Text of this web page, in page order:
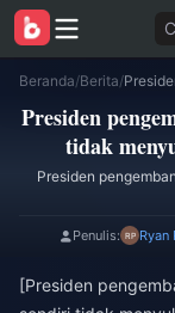
Beranda/Berita/
Presiden
tidak
Presiden
Penulis: Ryan
[Presiden